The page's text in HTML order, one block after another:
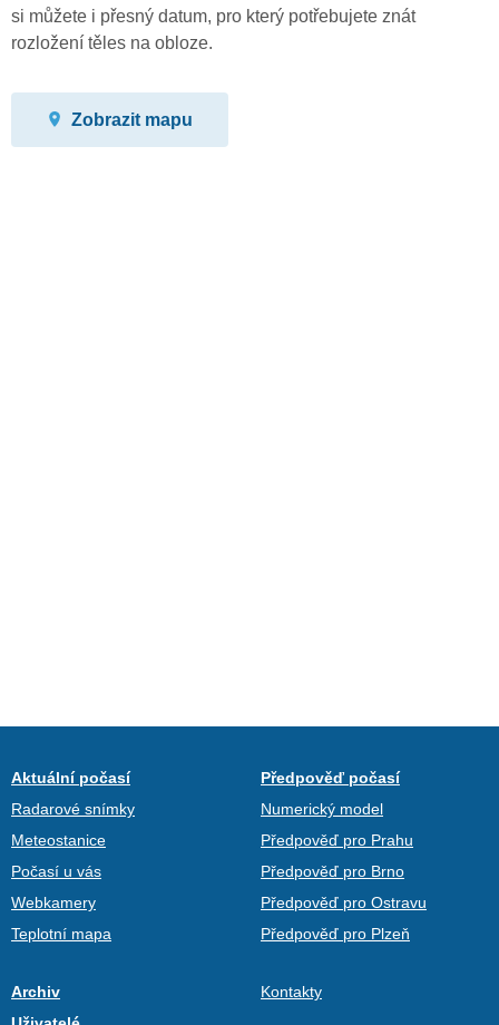
si můžete i přesný datum, pro který potřebujete znát
rozložení těles na obloze.
Zobrazit mapu
Aktuální počasí
Radarové snímky
Meteostanice
Počasí u vás
Webkamery
Teplotní mapa
Předpověď počasí
Numerický model
Předpověď pro Prahu
Předpověď pro Brno
Předpověď pro Ostravu
Předpověď pro Plzeň
Archiv
Kontakty